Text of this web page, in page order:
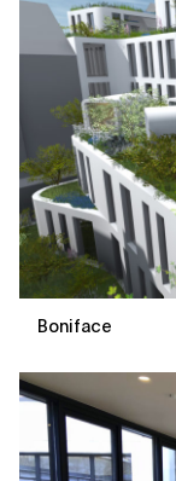
Boniface